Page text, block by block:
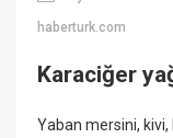
haberturk.com
Karaciğer
Yaban mersini, kivi,